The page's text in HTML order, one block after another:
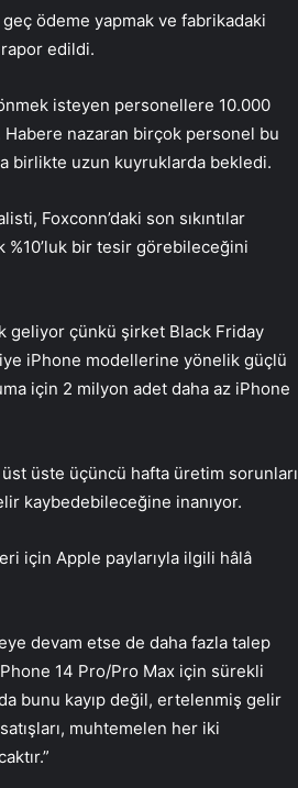
ödeme yapmak ve fabrikadaki
rapor edildi.
isteyen personellere 10.000
nazaran birçok personel bu
birlikte uzun kuyruklarda bekledi.
Foxconn’daki son sıkıntılar
%10’luk bir tesir görebileceğini
çünkü şirket Black Friday
iPhone modellerine yönelik güçlü
için 2 milyon adet daha az iPhone
üste üçüncü hafta üretim sorunları
kaybedebileceğine inanıyor.
için Apple paylarıyla ilgili hâlâ
devam etse de daha fazla talep
14 Pro/Pro Max için sürekli
bunu kayıp değil, ertelenmiş gelir
muhtemelen her iki